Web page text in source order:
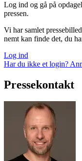
Log ind og gå på
pressen.
Vi har samlet
nemt kan finde det, du
Log ind
Har du ikke et login?
Pressekontakt